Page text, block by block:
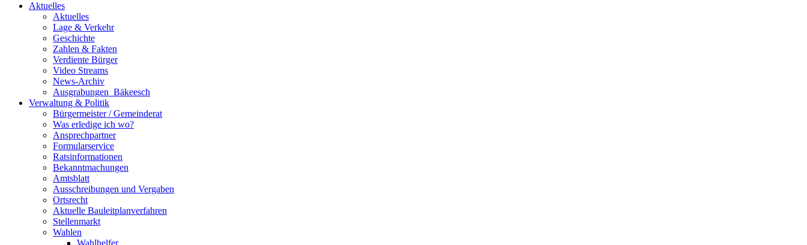
Aktuelles
Aktuelles
Lage & Verkehr
Geschichte
Zahlen & Fakten
Verdiente Bürger
Video Streams
News-Archiv
Ausgrabungen_Bäkeesch
Verwaltung & Politik
Bürgermeister / Gemeinderat
Was erledige ich wo?
Ansprechpartner
Formularservice
Ratsinformationen
Bekanntmachungen
Amtsblatt
Ausschreibungen und Vergaben
Ortsrecht
Aktuelle Bauleitplanverfahren
Stellenmarkt
Wahlen
Wahlhelfer